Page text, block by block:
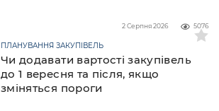
5076
2 Серпня 2026
Чи додавати вартості закупівель
до 1 вересня та після, якщо
зміняться пороги
ПЛАНУВАННЯ ЗАКУПІВЕЛЬ